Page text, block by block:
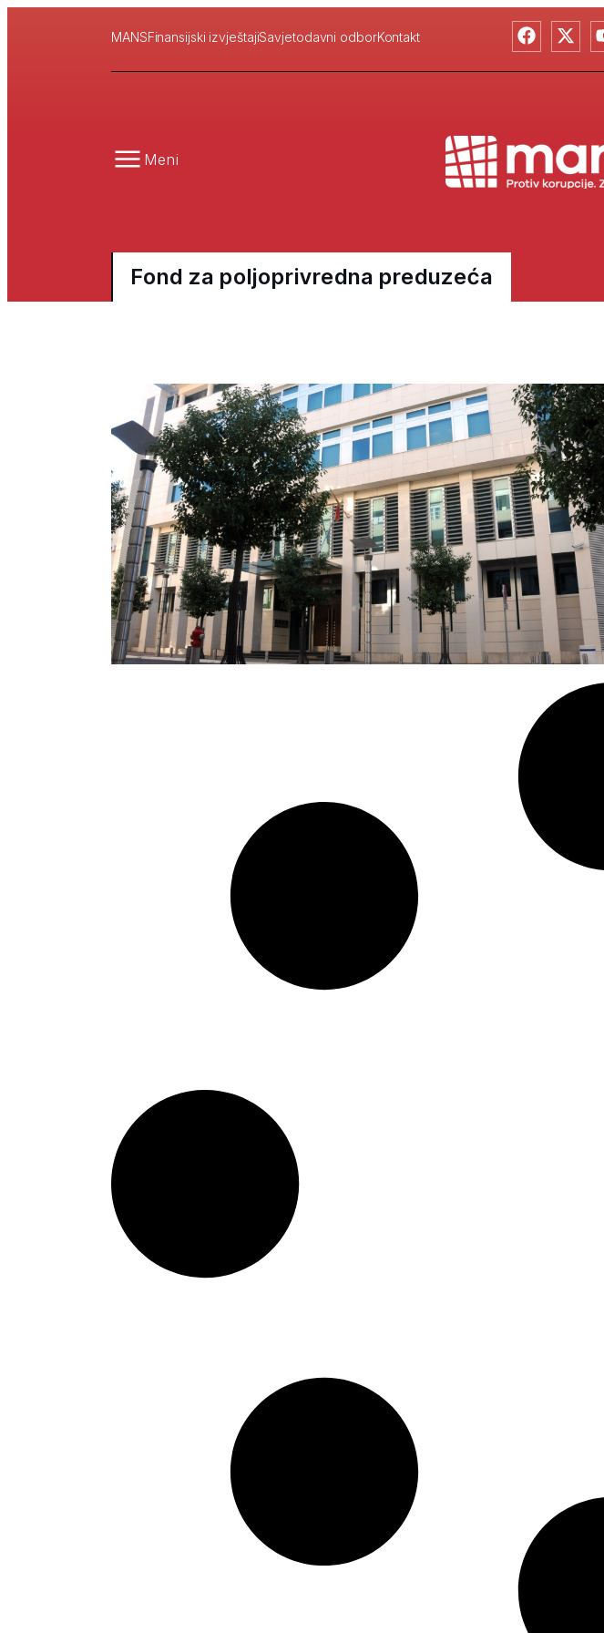
MANSFinansijski izvještajiSavjetodavni odborKontakt
Meni
Fond za poljoprivredna preduzeća